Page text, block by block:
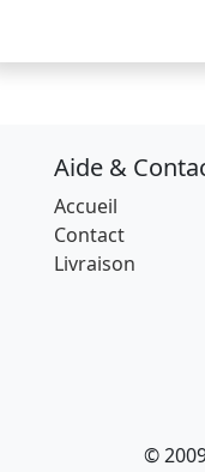
Aide &
Accueil
Contact
Livraison
©